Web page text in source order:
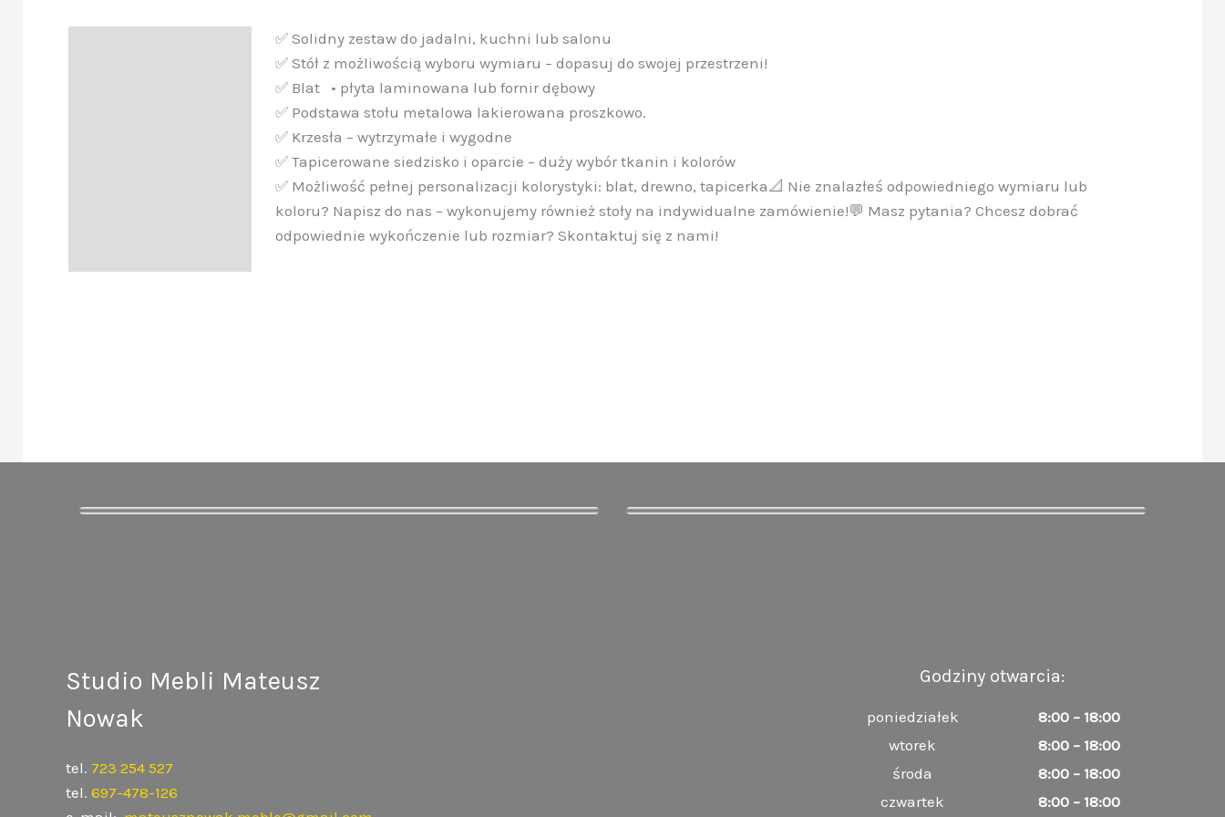
✅ Solidny zestaw do jadalni, kuchni lub salonu
✅ Stół z możliwością wyboru wymiaru – dopasuj do swojej przestrzeni!
✅ Blat • płyta laminowana lub fornir dębowy
✅ Podstawa stołu metalowa lakierowana proszkowo.
✅ Krzesła – wytrzymałe i wygodne
✅ Tapicerowane siedzisko i oparcie – duży wybór tkanin i kolorów
✅ Możliwość pełnej personalizacji kolorystyki: blat, drewno, tapicerka📐 Nie znalazłeś odpowiedniego wymiaru lub
koloru? Napisz do nas – wykonujemy również stoły na indywidualne zamówienie!💬 Masz pytania? Chcesz dobrać
odpowiednie wykończenie lub rozmiar? Skontaktuj się z nami!
Studio Mebli Mateusz
Nowak
tel. 723 254 527
tel. 697-478-126
Godziny otwarcia:
poniedziałek
8:00 – 18:00
wtorek
8:00 – 18:00
środa
8:00 – 18:00
czwartek
8:00 – 18:00